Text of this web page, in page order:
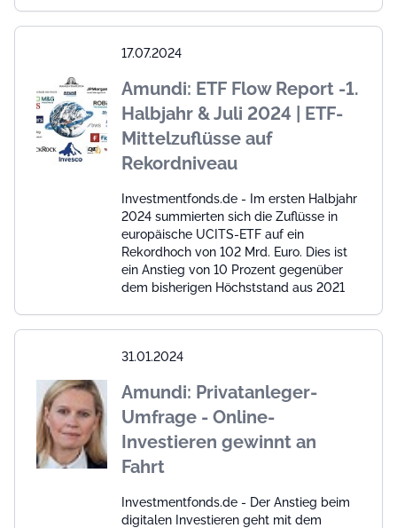
17.07.2024
Amundi: ETF Flow Report -1.
Halbjahr & Juli 2024 | ETF-
Mittelzuflüsse auf
Rekordniveau
Investmentfonds.de - Im ersten Halbjahr
2024 summierten sich die Zuflüsse in
europäische UCITS-ETF auf ein
Rekordhoch von 102 Mrd. Euro. Dies ist
ein Anstieg von 10 Prozent gegenüber
dem bisherigen Höchststand aus 2021
31.01.2024
Amundi: Privatanleger-
Umfrage - Online-
Investieren gewinnt an
Fahrt
Investmentfonds.de - Der Anstieg beim
digitalen Investieren geht mit dem